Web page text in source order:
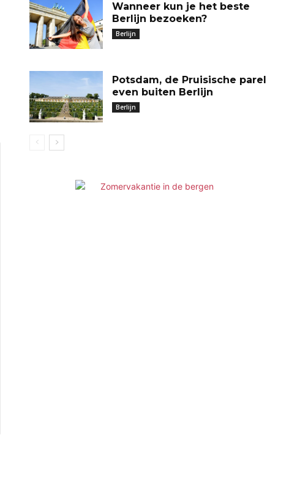
Wanneer kun je het beste
Berlijn bezoeken?
Berlijn
Potsdam, de Pruisische parel
even buiten Berlijn
Berlijn